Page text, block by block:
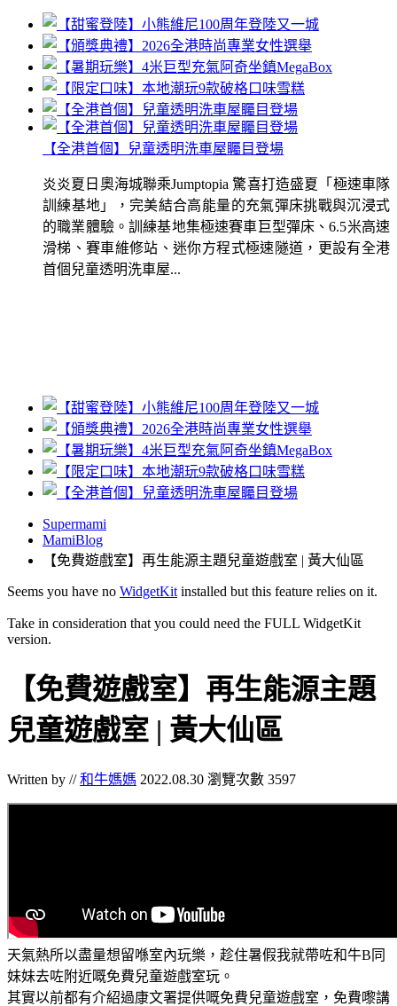
【全港首個】兒童透明洗車屋矚目登場
炎炎夏日奧海城聯乘Jumptopia 驚喜打造盛夏「極速車隊
訓練基地」，完美結合高能量的充氣彈床挑戰與沉浸式
的職業體驗。訓練基地集極速賽車巨型彈床、6.5米高速
滑梯、賽車維修站、迷你方程式極速隧道，更設有全港
首個兒童透明洗車屋...
Supermami
MamiBlog
【免費遊戲室】再生能源主題兒童遊戲室 | 黃大仙區
Seems you have no WidgetKit installed but this feature relies on it.
Take in consideration that you could need the FULL WidgetKit
version.
【免費遊戲室】再生能源主題
兒童遊戲室 | 黃大仙區
Written by //和牛媽媽 2022.08.30 瀏覽次數 3597
天氣熱所以盡量想留喺室內玩樂，趁住暑假我就帶咗和牛B同
妹妹去咗附近嘅免費兒童遊戲室玩。
其實以前都有介紹過康文署提供嘅免費兒童遊戲室，免費嚟講